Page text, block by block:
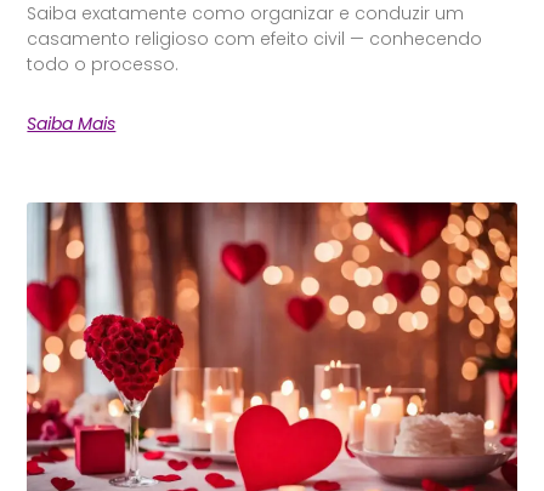
Saiba exatamente como organizar e conduzir um
casamento religioso com efeito civil — conhecendo
todo o processo.
Saiba Mais